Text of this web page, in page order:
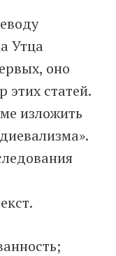
Утца
оно
этих статей.
изложить